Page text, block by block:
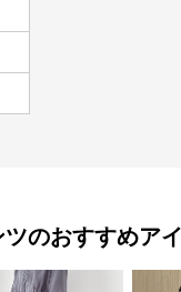
ツのおすすめア